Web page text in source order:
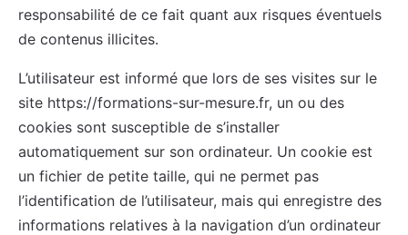
responsabilité de ce fait quant aux risques éventuels
de contenus illicites.
L’utilisateur est informé que lors de ses visites sur le
site https://formations-sur-mesure.fr, un ou des
cookies sont susceptible de s’installer
automatiquement sur son ordinateur. Un cookie est
un fichier de petite taille, qui ne permet pas
l’identification de l’utilisateur, mais qui enregistre des
informations relatives à la navigation d’un ordinateur